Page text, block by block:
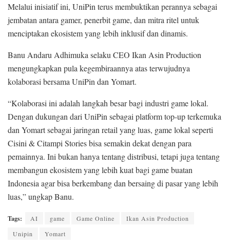
Melalui inisiatif ini, UniPin terus membuktikan perannya sebagai
jembatan antara gamer, penerbit game, dan mitra ritel untuk
menciptakan ekosistem yang lebih inklusif dan dinamis.
Banu Andaru Adhimuka selaku CEO Ikan Asin Production
mengungkapkan pula kegembiraannya atas terwujudnya
kolaborasi bersama UniPin dan Yomart.
“Kolaborasi ini adalah langkah besar bagi industri game lokal.
Dengan dukungan dari UniPin sebagai platform top-up terkemuka
dan Yomart sebagai jaringan retail yang luas, game lokal seperti
Cisini & Citampi Stories bisa semakin dekat dengan para
pemainnya. Ini bukan hanya tentang distribusi, tetapi juga tentang
membangun ekosistem yang lebih kuat bagi game buatan
Indonesia agar bisa berkembang dan bersaing di pasar yang lebih
luas,” ungkap Banu.
Tags: AI game Game Online
Ikan Asin Production
Unipin
Yomart